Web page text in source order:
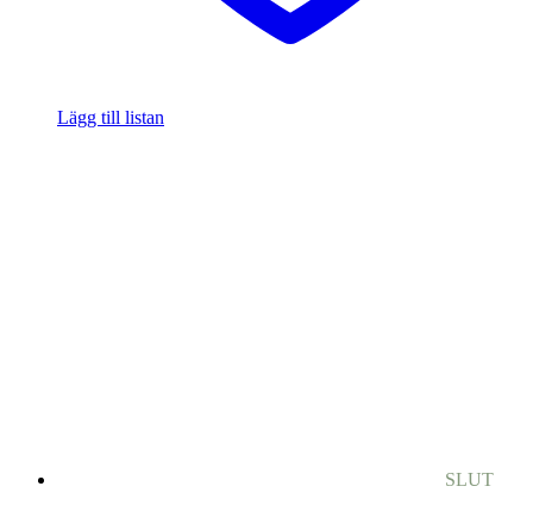
Lägg till listan
SLUT